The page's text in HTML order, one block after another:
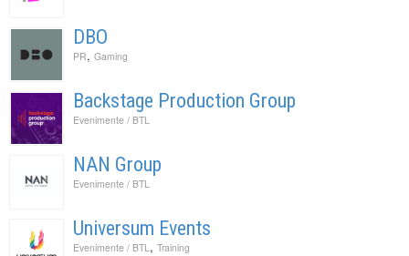
DBO
PR, Gaming
Backstage Production Group
Evenimente / BTL
NAN Group
Evenimente / BTL
Universum Events
Evenimente / BTL , Training